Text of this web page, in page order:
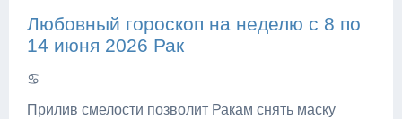
Любовный гороскоп на неделю с 8 по
14 июня 2026 Рак
♋
Прилив смелости позволит Ракам снять маску